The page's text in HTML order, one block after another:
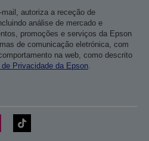
autoriza a receção de
análise de mercado e
promoções e serviços da Epson
de comunicação eletrónica, com
na web, como descrito
Privacidade da Epson.